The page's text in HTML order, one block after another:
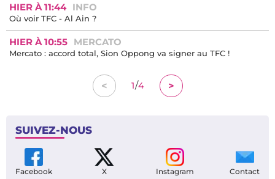
HIER À 11:44 INFO
Où voir TFC - Al Ain ?
HIER À 10:55 MERCATO
Mercato : accord total, Sion Oppong va signer au TFC !
< 1/4 >
SUIVEZ-NOUS
Facebook X Instagram Contact